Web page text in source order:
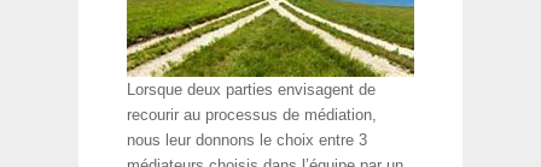
Lorsque deux parties envisagent de
recourir au processus de médiation,
nous leur donnons le choix entre 3